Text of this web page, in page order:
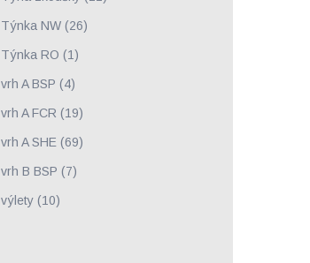
Týnka NW(26)
Týnka RO (1)
vrh A BSP (4)
vrh A FCR (19)
vrh A SHE (69)
vrh B BSP (7)
výlety(10)